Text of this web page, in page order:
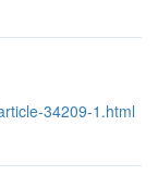
34209-1.html